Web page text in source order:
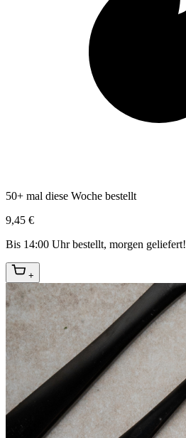
50+ mal diese Woche bestellt
9,45 €
Bis 14:00 Uhr bestellt, morgen geliefert!
+